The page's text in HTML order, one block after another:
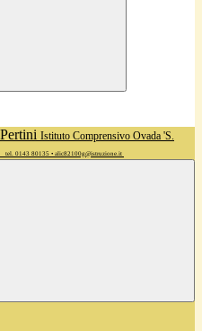
Istituto Comprensivo Ovada 'S.
tel. 0143 80135 • alic82100g@istruzione.it